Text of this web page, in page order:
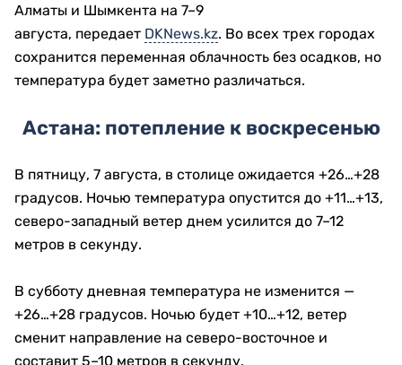
Алматы и Шымкента на 7–9
августа, передает DKNews.kz. Во всех трех городах
сохранится переменная облачность без осадков, но
температура будет заметно различаться.
Астана: потепление к воскресенью
В пятницу, 7 августа, в столице ожидается +26…+28
градусов. Ночью температура опустится до +11…+13,
северо-западный ветер днем усилится до 7–12
метров в секунду.
В субботу дневная температура не изменится —
+26…+28 градусов. Ночью будет +10…+12, ветер
сменит направление на северо-восточное и
составит 5–10 метров в секунду.